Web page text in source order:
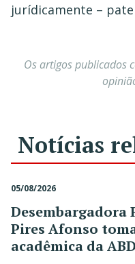
jurídicamente –
Os artigos publicados
Notícias
05/08/2026
Desembargadora
Pires Afonso
acadêmica da